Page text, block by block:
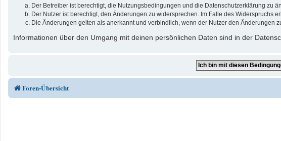
Der Betreiber ist berechtigt, die Nutzungsbedingungen und die Datenschutzerklärung zu
Der Nutzer ist berechtigt, den Änderungen zu widersprechen. Im Falle des Widerspruchs
Die Änderungen gelten als anerkannt und verbindlich, wenn der Nutzer den Änderungen
Informationen über den Umgang mit deinen persönlichen Daten sind in der
Foren-Übersicht